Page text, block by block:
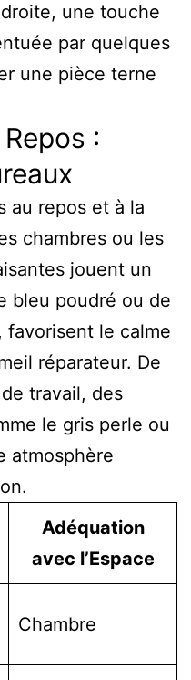
une touche
par quelques
une pièce terne
:
au repos et à la
chambres ou les
jouent un
bleu poudré ou de
le calme
réparateur. De
travail, des
le gris perle ou
atmosphère
Adéquation
avec l’Espace
Chambre